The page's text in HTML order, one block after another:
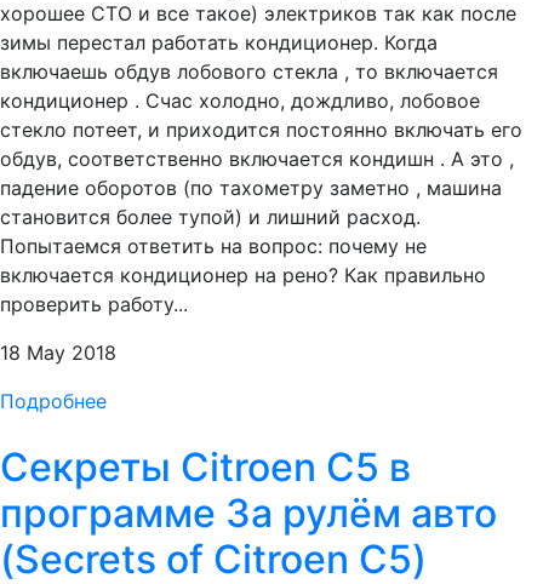
хорошее СТО и все такое) электриков так как после
зимы перестал работать кондиционер. Когда
включаешь обдув лобового стекла , то включается
кондиционер . Счас холодно, дождливо, лобовое
стекло потеет, и приходится постоянно включать его
обдув, соответственно включается кондишн . А это ,
падение оборотов (по тахометру заметно , машина
становится более тупой) и лишний расход.
Попытаемся ответить на вопрос: почему не
включается кондиционер на рено? Как правильно
проверить работу...
18 May 2018
Подробнее
Секреты Citroen C5 в
программе За рулём авто
(Secrets of Citroen C5)